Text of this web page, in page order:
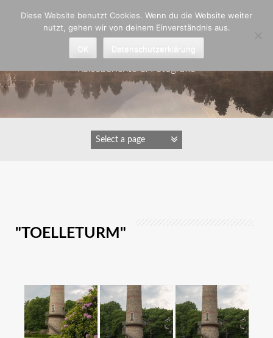
Astrid Padberg
Reiseberichte & Fotografie
"TOELLETURM"
Diese Website benutzt Cookies. Wenn du die Website weiter
nutzt, gehen wir von deinem Einverständnis aus.